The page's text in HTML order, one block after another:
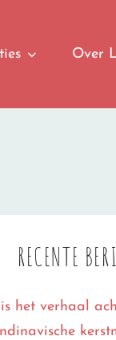
Over
RECENTE
het verhaal